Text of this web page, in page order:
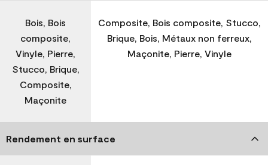
Bois, Bois
composite,
Vinyle, Pierre,
Stucco, Brique,
Composite,
Maçonite
Composite, Bois composite, Stucco,
Brique, Bois, Métaux non ferreux,
Maçonite, Pierre, Vinyle
Rendement en surface